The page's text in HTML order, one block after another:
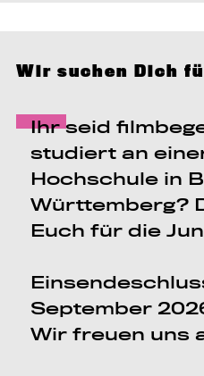
Wir suchen Dich
Ihr seid
studiert an
Hochschule in
Württemberg?
Euch für die
September
Wir freuen uns